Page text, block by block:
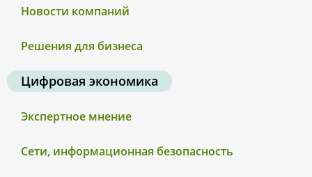
Новости компаний
Решения для бизнеса
Цифровая экономика
Экспертное мнение
Сети, информационная безопасность